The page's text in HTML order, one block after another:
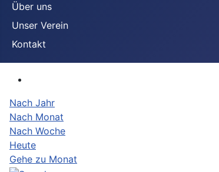
Über uns
Unser Verein
Kontakt
Nach Jahr
Nach Monat
Nach Woche
Heute
Gehe zu Monat